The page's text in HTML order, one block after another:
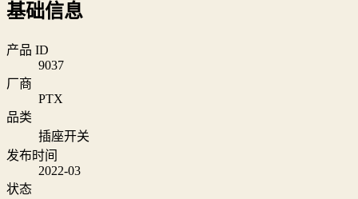
基础信息
产品 ID
9037
厂商
PTX
品类
插座开关
发布时间
2022-03
状态